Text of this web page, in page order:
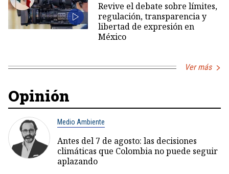
Revive el debate sobre límites,
regulación, transparencia y
libertad de expresión en
México
Ver más
Opinión
Medio Ambiente
Antes del 7 de agosto: las decisiones
climáticas que Colombia no puede seguir
aplazando